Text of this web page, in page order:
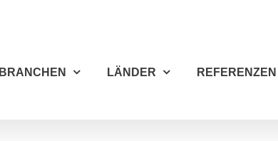
BRANCHEN LÄNDER REFERENZEN